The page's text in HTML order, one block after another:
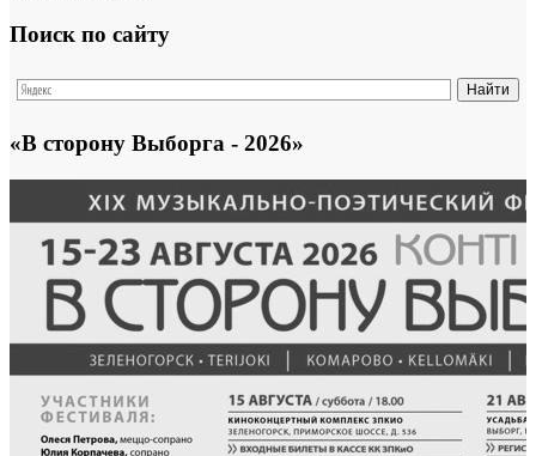
Поиск по сайту
«В сторону Выборга - 2026»